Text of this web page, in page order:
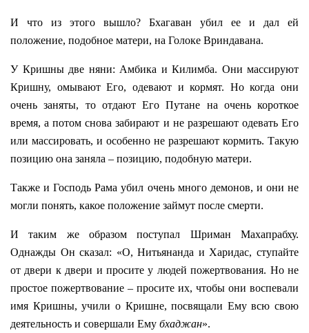
И что из этого вышло? Бхагаван убил ее и дал ей
положение, подобное матери, на Голоке Вриндавана.
У Кришны две няни: Амбика и Килимба. Они массируют
Кришну, омывают Его, одевают и кормят. Но когда они
очень заняты, то отдают Его Путане на очень короткое
время, а потом снова забирают и не разрешают одевать Его
или массировать, и особенно не разрешают кормить. Такую
позицию она заняла – позицию, подобную матери.
Также и Господь Рама убил очень много демонов, и они не
могли понять, какое положение займут после смерти.
И таким же образом поступал Шриман Махапрабху.
Однажды Он сказал: «О, Нитьянанда и Харидас, ступайте
от двери к двери и просите у людей пожертвования. Но не
простое пожертвование – просите их, чтобы они воспевали
имя Кришны, учили о Кришне, посвящали Ему всю свою
деятельность и совершали Ему бхаджан».